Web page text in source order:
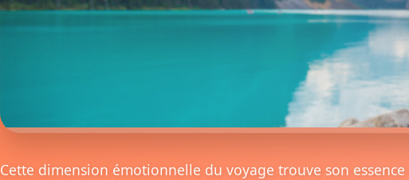
Cette dimension émotionnelle du voyage trouve son